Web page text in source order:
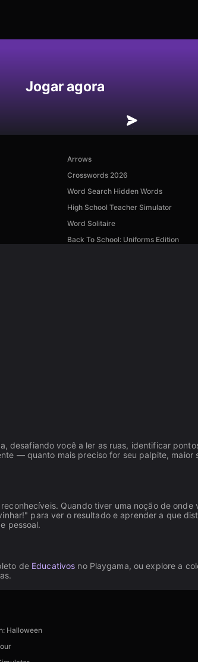
Jogar agora
Arrows
Crosswords 2026
Word Search Hidden Words
High School Teacher Simulator
Word Solitaire
Back To School: Uniforms Edition
desafiando você a ler as ruas, identificar
— quanto mais preciso for seu palpite, maior
Quando tiver uma noção de onde
para ver o resultado e aprender a que
pessoal.
de Educativos no Playgama, ou explore a
Halloween